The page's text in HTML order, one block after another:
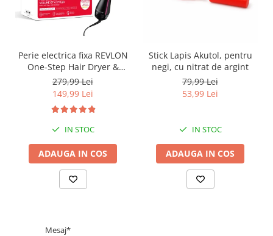
Perie electrica fixa REVLON
One-Step Hair Dryer &
Volumizer, RVDR5222E2,
pentru par mediu si lung
279,99 Lei
149,99 Lei
IN STOC
ADAUGA IN COS
Stick Lapis Akutol, pentru
negi, cu nitrat de argint
79,99 Lei
53,99 Lei
IN STOC
ADAUGA IN COS
Mesaj*